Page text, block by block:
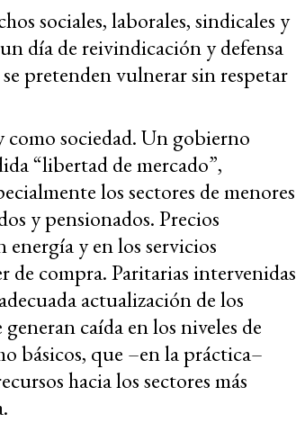
sociales, laborales, sindicales y
día de reivindicación y defensa
pretenden vulnerar sin respetar
sociedad. Un gobierno
“libertad de mercado”,
los sectores de menores
y pensionados. Precios
y en los servicios
de compra. Paritarias intervenidas
actualización de los
caída en los niveles de
básicos, que –en la práctica–
hacia los sectores más